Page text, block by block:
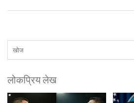
लोकप्रिय लेख